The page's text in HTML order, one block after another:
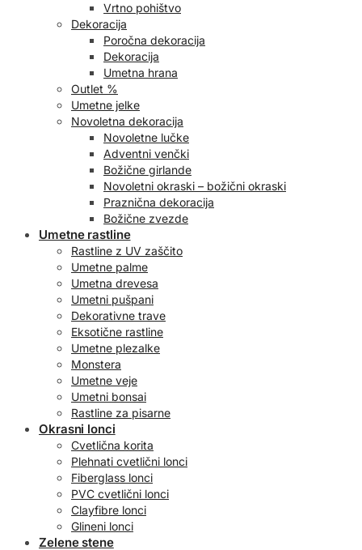
Vrtno pohištvo
Dekoracija
Poročna dekoracija
Dekoracija
Umetna hrana
Outlet %
Umetne jelke
Novoletna dekoracija
Novoletne lučke
Adventni venčki
Božične girlande
Novoletni okraski – božični okraski
Praznična dekoracija
Božične zvezde
Umetne rastline
Rastline z UV zaščito
Umetne palme
Umetna drevesa
Umetni pušpani
Dekorativne trave
Eksotične rastline
Umetne plezalke
Monstera
Umetne veje
Umetni bonsai
Rastline za pisarne
Okrasni lonci
Cvetlična korita
Plehnati cvetlični lonci
Fiberglass lonci
PVC cvetlični lonci
Clayfibre lonci
Glineni lonci
Zelene stene